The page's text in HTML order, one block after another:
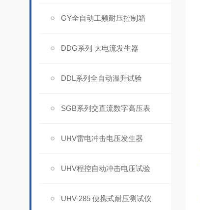
GY全自动工频耐压控制箱
DDG系列 大电流发生器
DDL系列全自动温升试验
SGB系列交直流数字高压表
UHV雷电冲击电压发生器
UHV程控自动冲击电压试验
UHV-285 便携式耐压测试仪